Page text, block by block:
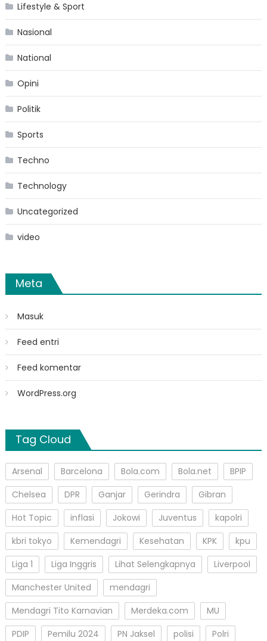
Lifestyle & Sport
Nasional
National
Opini
Politik
Sports
Techno
Technology
Uncategorized
video
Meta
Masuk
Feed entri
Feed komentar
WordPress.org
Tag Cloud
Arsenal Barcelona Bola.com Bola.net
BPIP
Chelsea
DPR Ganjar Gerindra
Gibran
Hot Topic
inflasi Jokowi Juventus
kapolri
kbri tokyo
Kemendagri Kesehatan KPK
kpu
Liga 1
Liga Inggris Lihat Selengkapnya
Liverpool
Manchester United
mendagri
Mendagri Tito Karnavian
Merdeka.com
MU
PDIP
Pemilu 2024 PN Jaksel polisi
Polri